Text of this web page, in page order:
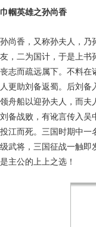
巾帼英雄之孙尚香
孙尚香，又称孙夫人，乃
友，二为国计，于是上书
丧志而疏远属下。不料在
人更助刘备返蜀。后刘
领舟船以迎孙夫人，而夫
刘备战败，有讹言传入吴
投江而死。三国时期中一
级武将，三国征战一触即
是主公的上上之选！